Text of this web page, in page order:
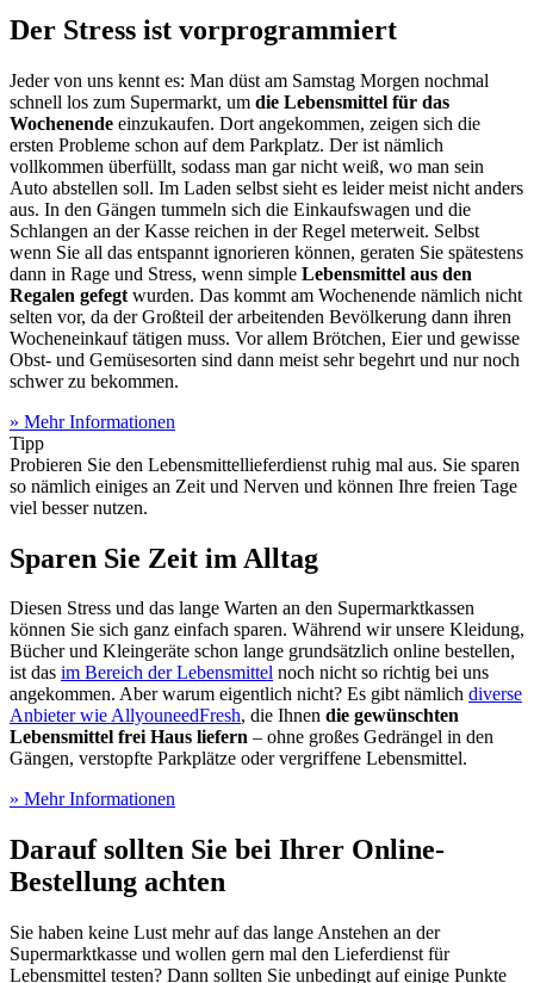
Der Stress ist vorprogrammiert
Jeder von uns kennt es: Man düst am Samstag Morgen nochmal
schnell los zum Supermarkt, um die Lebensmittel für das
Wochenende einzukaufen. Dort angekommen, zeigen sich die
ersten Probleme schon auf dem Parkplatz. Der ist nämlich
vollkommen überfüllt, sodass man gar nicht weiß, wo man sein
Auto abstellen soll. Im Laden selbst sieht es leider meist nicht anders
aus. In den Gängen tummeln sich die Einkaufswagen und die
Schlangen an der Kasse reichen in der Regel meterweit. Selbst
wenn Sie all das entspannt ignorieren können, geraten Sie spätestens
dann in Rage und Stress, wenn simple Lebensmittel aus den
Regalen gefegt wurden. Das kommt am Wochenende nämlich nicht
selten vor, da der Großteil der arbeitenden Bevölkerung dann ihren
Wocheneinkauf tätigen muss. Vor allem Brötchen, Eier und gewisse
Obst- und Gemüsesorten sind dann meist sehr begehrt und nur noch
schwer zu bekommen.
» Mehr Informationen
Tipp
Probieren Sie den Lebensmittellieferdienst ruhig mal aus. Sie sparen
so nämlich einiges an Zeit und Nerven und können Ihre freien Tage
viel besser nutzen.
Sparen Sie Zeit im Alltag
Diesen Stress und das lange Warten an den Supermarktkassen
können Sie sich ganz einfach sparen. Während wir unsere Kleidung,
Bücher und Kleingeräte schon lange grundsätzlich online bestellen,
ist das im Bereich der Lebensmittel noch nicht so richtig bei uns
angekommen. Aber warum eigentlich nicht? Es gibt nämlich diverse
Anbieter wie AllyouneedFresh, die Ihnen die gewünschten
Lebensmittel frei Haus liefern – ohne großes Gedrängel in den
Gängen, verstopfte Parkplätze oder vergriffene Lebensmittel.
» Mehr Informationen
Darauf sollten Sie bei Ihrer Online-
Bestellung achten
Sie haben keine Lust mehr auf das lange Anstehen an der
Supermarktkasse und wollen gern mal den Lieferdienst für
Lebensmittel testen? Dann sollten Sie unbedingt auf einige Punkte